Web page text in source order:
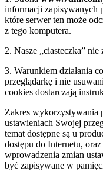
informacji zapisywanych
które serwer ten może
z tego komputera.
2. Nasze „ciasteczka”
3. Warunkiem działania
przeglądarkę i nie
cookies dostarczają
Zakres wykorzystywania
ustawieniach Swojej
temat dostępne są u
dostępu do Internetu,
wprowadzenia zmian
być zapisywane w